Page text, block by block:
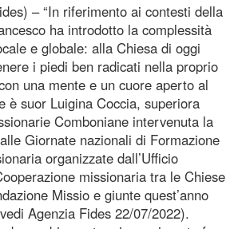
– “In riferimento ai contesti della
ha introdotto la complessità
e globale: alla Chiesa di oggi
i piedi ben radicati nella proprio
una mente e un cuore aperto al
è suor Luigina Coccia, superiora
Comboniane intervenuta la
Giornate nazionali di Formazione
organizzate dall’Ufficio
missionaria tra le Chiese
Missio e giunte quest’anno
Agenzia Fides 22/07/2022).